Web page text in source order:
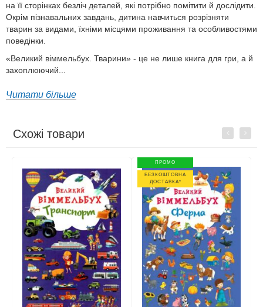
на її сторінках безліч деталей, які потрібно помітити й дослідити.
Окрім пізнавальних завдань, дитина навчиться розрізняти
тварин за видами, їхніми місцями проживання та особливостями
поведінки.
«Великий віммельбух. Тварини» - це не лише книга для гри, а й
захоплюючий...
Читати більше
Схожі товари Previous
ПРОМО
БЕЗКОШТОВНА
ДОСТАВКА*
Next